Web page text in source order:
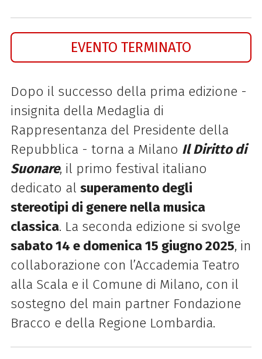
EVENTO TERMINATO
Dopo il successo della prima edizione -
insignita della Medaglia di
Rappresentanza del Presidente della
Repubblica - torna a Milano Il Diritto di
Suonare, il primo festival italiano
dedicato al superamento degli
stereotipi di genere nella musica
classica. La seconda edizione si svolge
sabato 14 e domenica 15 giugno 2025, in
collaborazione con l’Accademia Teatro
alla Scala e il Comune di Milano, con il
sostegno del main partner Fondazione
Bracco e della Regione Lombardia.